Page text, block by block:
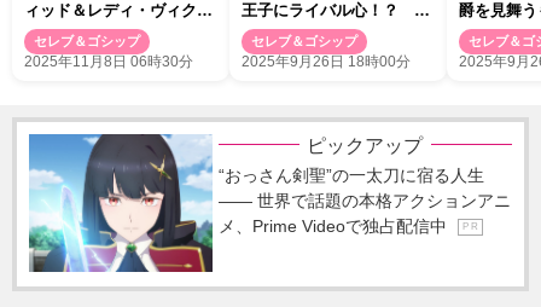
ィッド＆レディ・ヴィクト
リアに！
セレブ＆ゴシップ
2025年11月8日 06時30分
王子にライバル心！？ 自
分も個人的に会うためスコ
ットランドへ駆け付ける
セレブ＆ゴシップ
2025年9月26日 18時00分
爵を見舞
したチャ
手厳しい反
セレブ＆ゴ
2025年9月
ピックアップ
“おっさん剣聖”の一太刀に宿る人生
―― 世界で話題の本格アクションアニ
メ、Prime Videoで独占配信中
P R